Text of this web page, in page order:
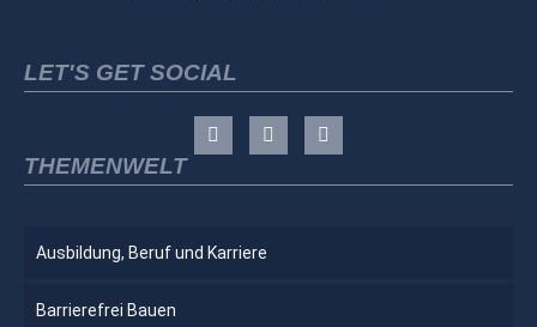
LET'S GET SOCIAL
THEMENWELT
Ausbildung, Beruf und Karriere
Barrierefrei Bauen